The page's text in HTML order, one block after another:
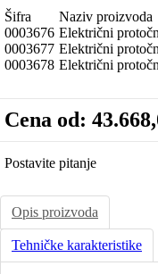
Šifra
Naziv proizvoda
0003676 Električni
0003677 Električni
0003678 Električni
Cena od:
Postavite pitanje
Opis proizvoda
Tehničke karakteristike